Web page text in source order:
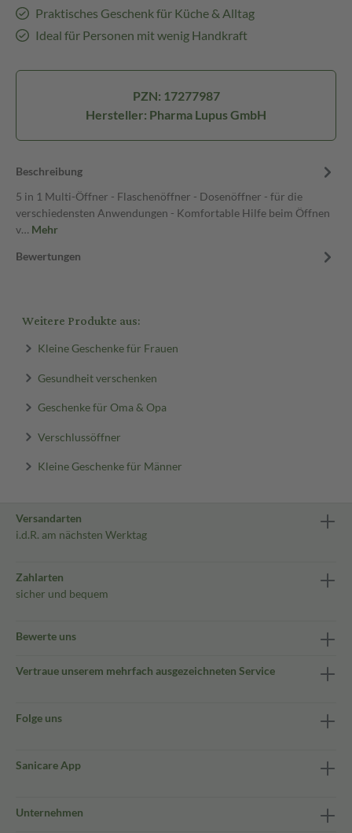
Praktisches Geschenk für Küche & Alltag
Ideal für Personen mit wenig Handkraft
PZN: 17277987
Hersteller: Pharma Lupus GmbH
Beschreibung
5 in 1 Multi-Öffner - Flaschenöffner - Dosenöffner - für die
verschiedensten Anwendungen - Komfortable Hilfe beim Öffnen
v… Mehr
Bewertungen
Weitere Produkte aus:
Kleine Geschenke für Frauen
Gesundheit verschenken
Geschenke für Oma & Opa
Verschlussöffner
Kleine Geschenke für Männer
Versandarten
i.d.R. am nächsten Werktag
Zahlarten
sicher und bequem
Bewerte uns
Vertraue unserem mehrfach ausgezeichneten Service
Folge uns
Sanicare App
Unternehmen